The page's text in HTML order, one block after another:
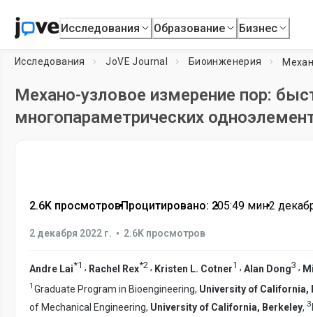
Исследования Образование Бизнес
Исследования JoVE Journal Биоинженерия
Механо-узловое измерение пор:
многопараметрических
2.6K просмотров•Процитировано: 2•05:49 мин•2
2 декабря 2022 г. • 2.6K просмотров
Andre Lai*1 , Rachel Rex*2 , Kristen L. Cotner1 , Alan Dong3 ,
1 Graduate Program in Bioengineering, University of California,
of Mechanical Engineering, University of California, Berkeley, 3